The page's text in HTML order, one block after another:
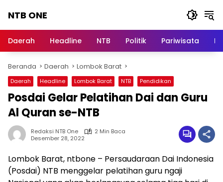
NTB ONE
dan
Berita
Lombok
Daerah Headline NTB Politik Pariwisata
Beranda Daerah Lombok Barat
Daerah Headline Lombok Barat NTB Pendidikan
Posdai Gelar Pelatihan Dai dan Guru
Al Quran se-NTB
Redaksi NTB One
2 Min Baca
Desember 28, 2022
Lombok Barat, ntbone – Persaudaraan Dai Indonesia
(Posdai) NTB menggelar pelatihan guru ngaji